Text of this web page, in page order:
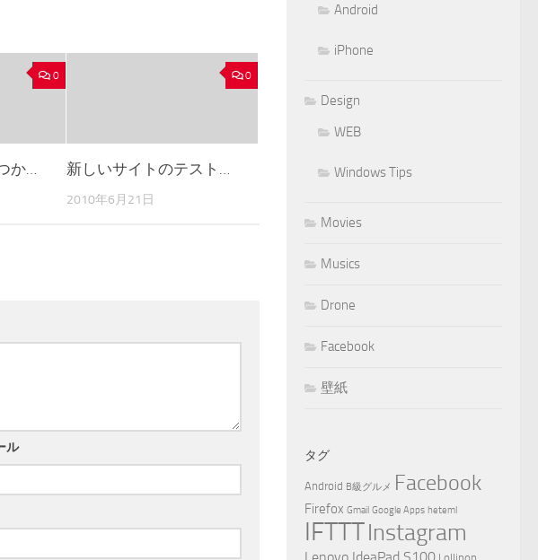
0
か…
0
新しいサイトのテスト…
2010年6月21日
ル
Android
iPhone
Design
WEB
Windows Tips
Movies
Musics
Drone
Facebook
壁紙
タグ
Android B級グルメ Facebook
Firefox Gmail Google Apps heteml
IFTTTInstagram